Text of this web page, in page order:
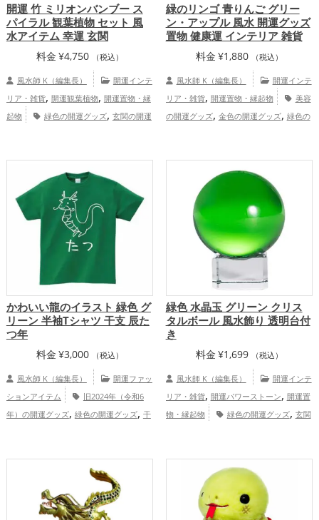
開運 竹 ミリオンバンブー ス
パイラル 観葉植物 セット 風
水アイテム 幸運 玄関
料金 ¥4,750 （税込）
風水師 K（編集長）
開運インテ
リア・雑貨, 開運観葉植物, 開運置物・縁
起物
緑色の開運グッズ, 玄関の開運
, 健康運アップ
運・家族運アップ , 総合運・全体運アッ
緑のリンゴ 青りんご グリー
ン・アップル 風水 開運グッズ
置物 健康運 インテリア 雑貨
料金 ¥1,880 （税込）
風水師 K（編集長）
開運インテ
リア・雑貨, 開運置物・縁起物
美容
の開運グッズ, 金色の開運グッズ, 緑色の
,健康運アップ
運・全体運アップ
かわいい龍のイラスト 緑色 グ
リーン 半袖Tシャツ 干支 辰た
つ年
料金 ¥3,000 （税込）
風水師 K（編集長）
開運ファッ
ションアイテム
旧2024年（令和6
年）の開運グッズ, 緑色の開運グッズ, 干
家庭運・家族運アップ
緑色 水晶玉 グリーン クリス
タルボール 風水飾り 透明台付
き
料金 ¥1,699 （税込）
風水師 K（編集長）
開運インテ
リア・雑貨, 開運パワーストーン, 開運置
物・縁起物
緑色の開運グッズ, 玄関
運・家族運アップ,総合運・全体運アッ